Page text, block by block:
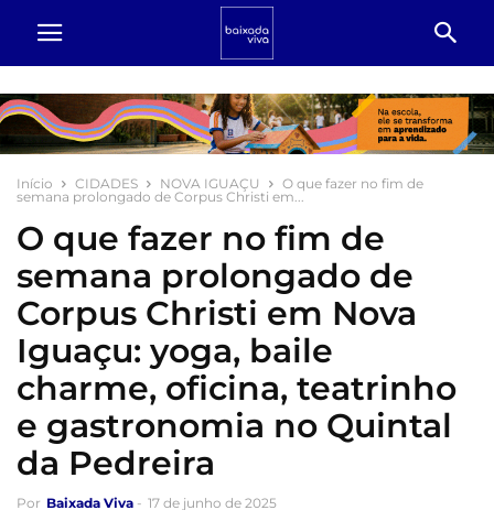
Início CIDADES NOVA IGUAÇU
O que fazer no fim de
semana prolongado de Corpus Christi em...
O que fazer no fim de
semana prolongado de
Corpus Christi em Nova
Iguaçu: yoga, baile
charme, oficina, teatrinho
e gastronomia no Quintal
da Pedreira
Por Baixada Viva - 17 de junho de 2025